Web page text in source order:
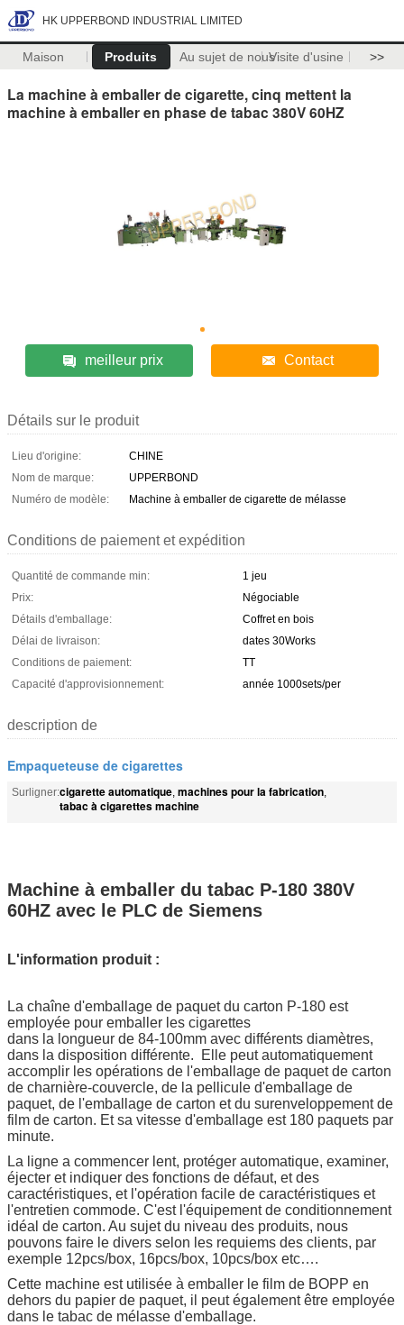
HK UPPERBOND INDUSTRIAL LIMITED
Maison Produits Au sujet de nousVisite d'usine >>
La machine à emballer de cigarette, cinq mettent la
machine à emballer en phase de tabac 380V 60HZ
meilleur prix Contact
Détails sur le produit
Lieu d'origine:
CHINE
Nom de marque:
UPPERBOND
Numéro de modèle:
Machine à emballer de cigarette de mélasse
Conditions de paiement et expédition
Quantité de commande min:
1 jeu
Prix:
Négociable
Détails d'emballage:
Coffret en bois
Délai de livraison:
dates 30Works
Conditions de paiement:
TT
Capacité d'approvisionnement:
année 1000sets/per
description de
Empaqueteuse de cigarettes
Surligner:cigarette automatique, machines pour la fabrication,
tabac à cigarettes machine
Machine à emballer du tabac P-180 380V
60HZ avec le PLC de Siemens
L'information produit :
La chaîne d'emballage de paquet du carton P-180 est
employée pour emballer les cigarettes
dans la longueur de 84-100mm avec différents diamètres,
dans la disposition différente. Elle peut automatiquement
accomplir les opérations de l'emballage de paquet de carton
de charnière-couvercle, de la pellicule d'emballage de
paquet, de l'emballage de carton et du surenveloppement de
film de carton. Et sa vitesse d'emballage est 180 paquets par
minute.
La ligne a commencer lent, protéger automatique, examiner,
éjecter et indiquer des fonctions de défaut, et des
caractéristiques, et l'opération facile de caractéristiques et
l'entretien commode. C'est l'équipement de conditionnement
idéal de carton. Au sujet du niveau des produits, nous
pouvons faire le divers selon les requiems des clients, par
exemple 12pcs/box, 16pcs/box, 10pcs/box etc….
Cette machine est utilisée à emballer le film de BOPP en
dehors du papier de paquet, il peut également être employée
dans le tabac de mélasse d'emballage.